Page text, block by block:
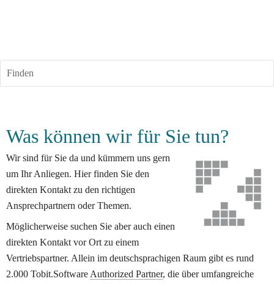
Finden
Was können wir für Sie tun?
Wir sind für Sie da und kümmern uns gern
um Ihr Anliegen. Hier finden Sie den
direkten Kontakt zu den richtigen
Ansprechpartnern oder Themen.
Möglicherweise suchen Sie aber auch einen
direkten Kontakt vor Ort zu einem
Vertriebspartner. Allein im deutschsprachigen Raum gibt es rund
2.000 Tobit.Software Authorized Partner, die über umfangreiche